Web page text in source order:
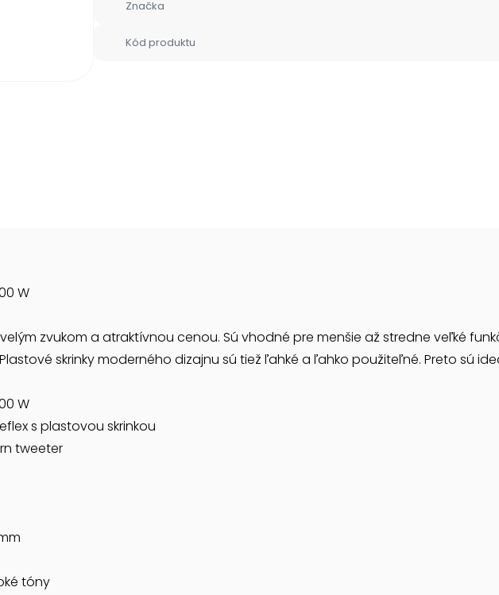
Značka
Kód produktu
W
zvukom a atraktívnou cenou. Sú vhodné pre menšie až stredne veľké
skrinky moderného dizajnu sú tiež ľahké a ľahko použiteľné. Preto sú
W
s plastovou skrinkou
tweeter
tóny